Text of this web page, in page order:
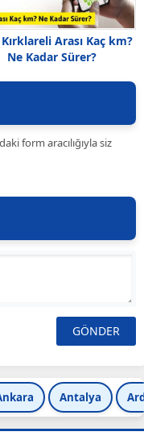
Arası Kaç km?
Ne Kadar Sürer?
form aracılığıyla siz
Antalya